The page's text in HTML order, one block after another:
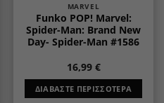
MARVEL
Funko POP! Marvel:
Spider-Man: Brand New
Day- Spider-Man #1586
16,99 €
ΔΙΑΒΆΣΤΕ ΠΕΡΙΣΣΌΤΕΡΑ